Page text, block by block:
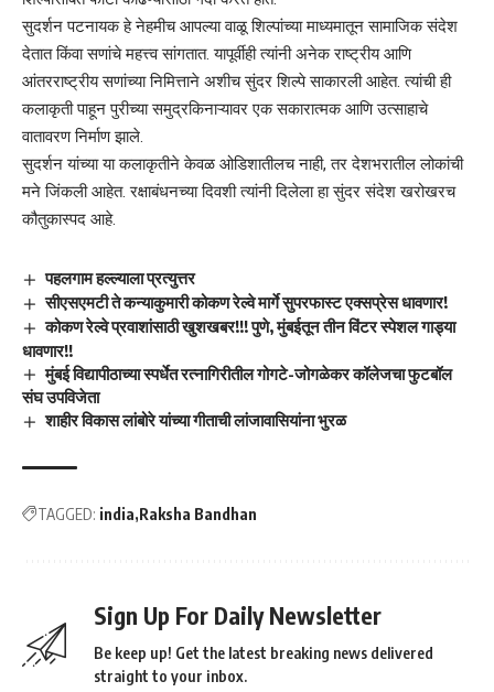
सुदर्शन पटनायक हे नेहमीच आपल्या वाळू शिल्पांच्या माध्यमातून सामाजिक संदेश
देतात किंवा सणांचे महत्त्व सांगतात. यापूर्वीही त्यांनी अनेक राष्ट्रीय आणि
आंतरराष्ट्रीय सणांच्या निमित्ताने अशीच सुंदर शिल्पे साकारली आहेत. त्यांची ही
कलाकृती पाहून पुरीच्या समुद्रकिनाऱ्यावर एक सकारात्मक आणि उत्साहाचे
वातावरण निर्माण झाले.
सुदर्शन यांच्या या कलाकृतीने केवळ ओडिशातीलच नाही, तर देशभरातील लोकांची
मने जिंकली आहेत. रक्षाबंधनच्या दिवशी त्यांनी दिलेला हा सुंदर संदेश खरोखरच
कौतुकास्पद आहे.
पहलगाम हल्ल्याला प्रत्युत्तर
सीएसएमटी ते कन्याकुमारी कोकण रेल्वे मार्गे सुपरफास्ट एक्सप्रेस धावणार!
कोकण रेल्वे प्रवाशांसाठी खुशखबर!!! पुणे, मुंबईतून तीन विंटर स्पेशल गाड्या
धावणार!!
मुंबई विद्यापीठाच्या स्पर्धेत रत्नागिरीतील गोगटे-जोगळेकर कॉलेजचा फुटबॉल
संघ उपविजेता
शाहीर विकास लांबोरे यांच्या गीताची लांजावासियांना भुरळ
TAGGED: india Raksha Bandhan
Sign Up For Daily Newsletter
Be keep up! Get the latest breaking news delivered
straight to your inbox.